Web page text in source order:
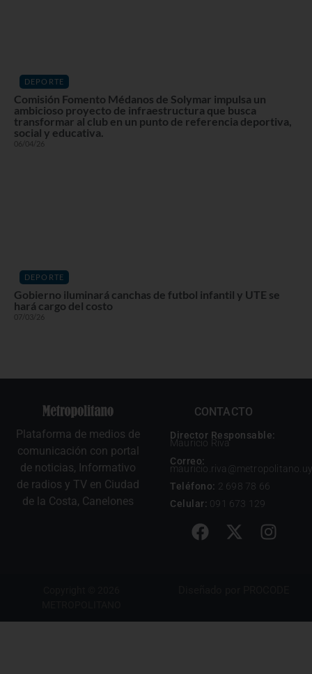
DEPORTE
Comisión Fomento Médanos de Solymar impulsa un
ambicioso proyecto de infraestructura que busca
transformar al club en un punto de referencia deportiva,
social y educativa.
06/04/26
DEPORTE
Gobierno iluminará canchas de futbol infantil y UTE se
hará cargo del costo
07/03/26
Plataforma de medios de
comunicación con portal
de noticias, Informativo
de radios y TV en Ciudad
de la Costa, Canelones
CONTACTO
Director Responsable:
Mauricio Riva
Correo:
mauricio.riva@metropolitano.uy
Teléfono: 2 698 78 66
Celular: 091 673 129